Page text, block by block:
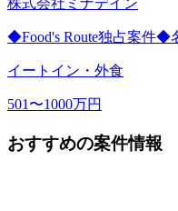
◆Food's Route独占案件◆
イートイン・外食
501〜1000万円
おすすめの案件情報